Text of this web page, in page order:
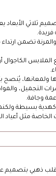
ثلاثي الأبعاد
تضمن
الملابس
ولمعانها،
التجميل،
وجافة.
كهدية بسيطة
مثل أعياد
قلب ذهبي بتصميم